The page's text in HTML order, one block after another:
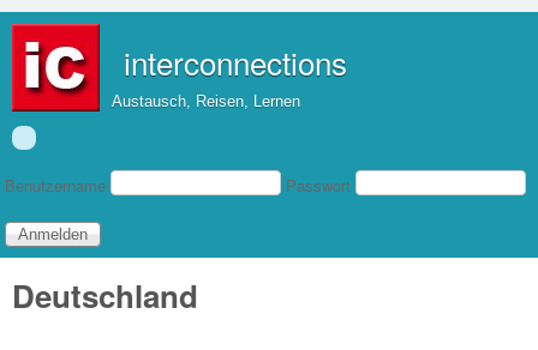
interconnections
Austausch, Reisen, Lernen
Benutzeranmeldung
Benutzername Passwort
Deutschland